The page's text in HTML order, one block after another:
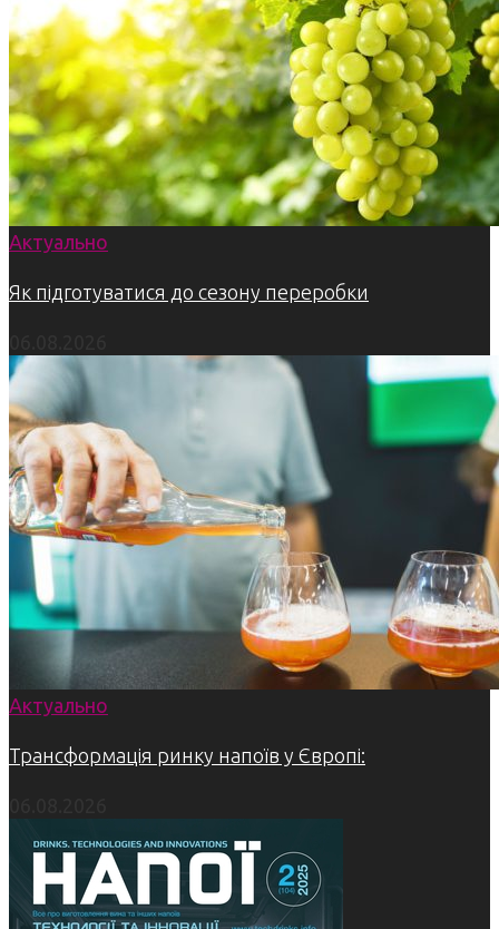
Актуально
Як підготуватися до сезону переробки
Актуально
Трансформація ринку напоїв у Європі: